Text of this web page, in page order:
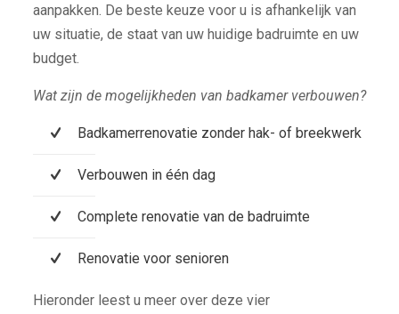
aanpakken. De beste keuze voor u is afhankelijk van
uw situatie, de staat van uw huidige badruimte en uw
budget.
Wat zijn de mogelijkheden van badkamer verbouwen?
Badkamerrenovatie zonder hak- of breekwerk
Verbouwen in één dag
Complete renovatie van de badruimte
Renovatie voor senioren
Hieronder leest u meer over deze vier